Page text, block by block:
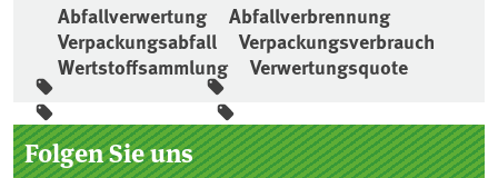
Abfallverwertung
Abfallverbrennung
Verpackungsabfall
Verpackungsverbrauch
Wertstoffsammlung
Verwertungsquote
Seitenleiste
Folgen Sie uns